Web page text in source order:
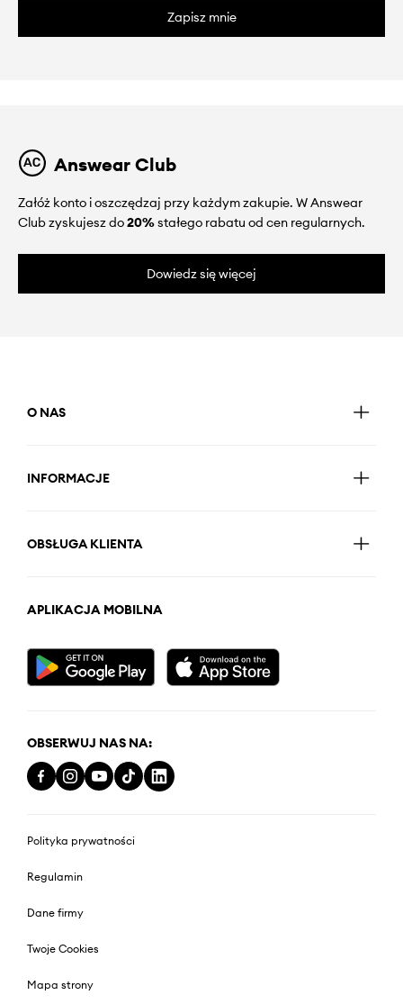
Zapisz mnie
Answear Club
Załóż konto i oszczędzaj przy każdym zakupie. W Answear
Club zyskujesz do20%stałego rabatu od cen regularnych.
Dowiedz się więcej
O NAS
INFORMACJE
OBSŁUGA KLIENTA
APLIKACJA MOBILNA
OBSERWUJ NAS NA:
Polityka prywatności
Regulamin
Dane firmy
Twoje Cookies
Mapa strony